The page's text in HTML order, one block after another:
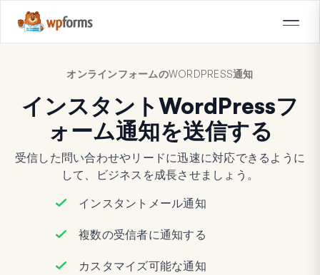
オンラインフォームのWORDPRESS通知
インスタントWordPressフ
ォーム通知を送信する
受信した問い合わせやリードに迅速に対応できるように
して、ビジネスを成長させましょう。
インスタントメール通知
複数の受信者に通知する
カスタマイズ可能な通知